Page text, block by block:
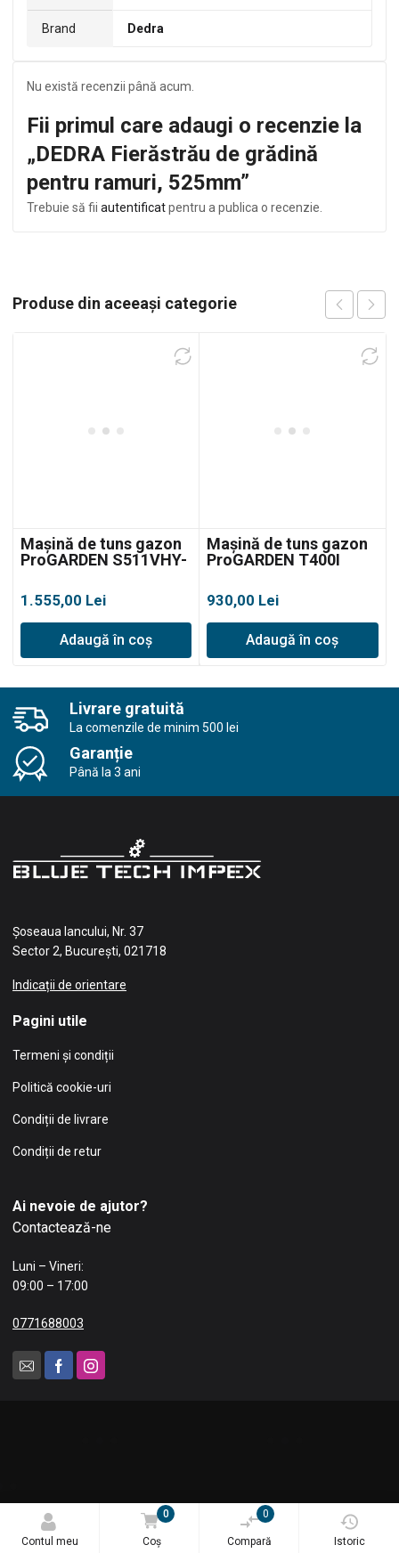
Contul meu
0
Coș
0
Compară Istoric
Brand Dedra
Nu există recenzii până acum.
Fii primul care adaugi o recenzie la
„DEDRA Fierăstrău de grădină
pentru ramuri, 525mm”
Trebuie să fii autentificatpentru a publica o recenzie.
Produse din aceeași categorie
Mașină de tuns gazon
ProGARDEN S511VHY-
1.555,00 Lei
Adaugă în coș
Mașină de tuns gazon
ProGARDEN T400I
930,00 Lei
Adaugă în coș
Livrare gratuită
La comenzile de minim 500 lei
Garanție
Până la 3 ani
Șoseaua Iancului, Nr. 37
Sector 2, București, 021718
Indicații de orientare
Pagini utile
Termeni și condiții
Politică cookie-uri
Condiții de livrare
Condiții de retur
Ai nevoie de ajutor?
Contactează-ne
Luni – Vineri:
09:00 – 17:00
0771688003
© 2025 Blue Tech Impex SRL. Toate drepturile rezervate.